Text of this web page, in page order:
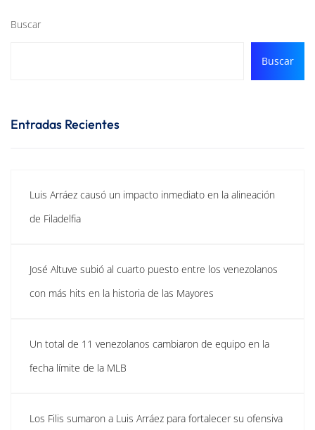
Buscar
Buscar
Entradas Recientes
Luis Arráez causó un impacto inmediato en la alineación
de Filadelfia
José Altuve subió al cuarto puesto entre los venezolanos
con más hits en la historia de las Mayores
Un total de 11 venezolanos cambiaron de equipo en la
fecha límite de la MLB
Los Filis sumaron a Luis Arráez para fortalecer su ofensiva